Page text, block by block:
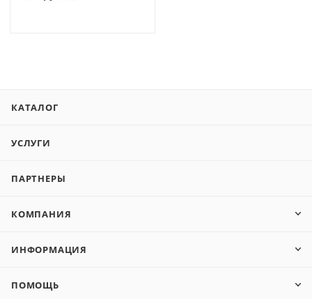
КАТАЛОГ
УСЛУГИ
ПАРТНЕРЫ
КОМПАНИЯ
ИНФОРМАЦИЯ
ПОМОЩЬ